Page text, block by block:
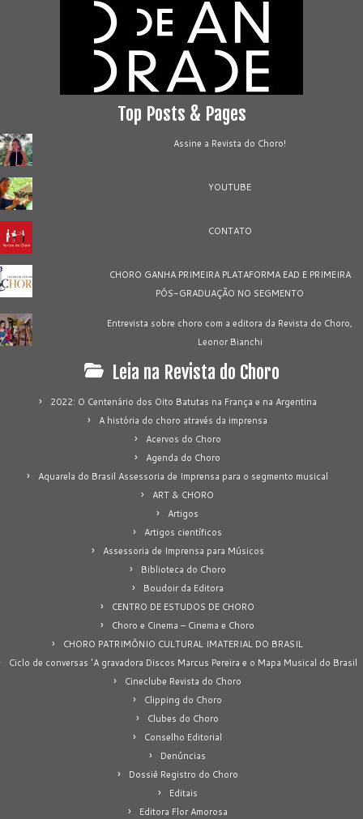
Top Posts & Pages
Assine a Revista do Choro!
YOUTUBE
CONTATO
CHORO GANHA PRIMEIRA PLATAFORMA EAD E PRIMEIRA
PÓS-GRADUAÇÃO NO SEGMENTO
Entrevista sobre choro com a editora da Revista do Choro,
Leonor Bianchi
Leia na Revista do Choro
2022: O Centenário dos Oito Batutas na França e na Argentina
A história do choro através da imprensa
Acervos do Choro
Agenda do Choro
Aquarela do Brasil Assessoria de Imprensa para o segmento musical
ART & CHORO
Artigos
Artigos científicos
Assessoria de Imprensa para Músicos
Biblioteca do Choro
Boudoir da Editora
CENTRO DE ESTUDOS DE CHORO
Choro e Cinema – Cinema e Choro
CHORO PATRIMÔNIO CULTURAL IMATERIAL DO BRASIL
Ciclo de conversas 'A gravadora Discos Marcus Pereira e o Mapa Musical do Brasil
Cineclube Revista do Choro
Clipping do Choro
Clubes do Choro
Conselho Editorial
Denúncias
Dossiê Registro do Choro
Editais
Editora Flor Amorosa